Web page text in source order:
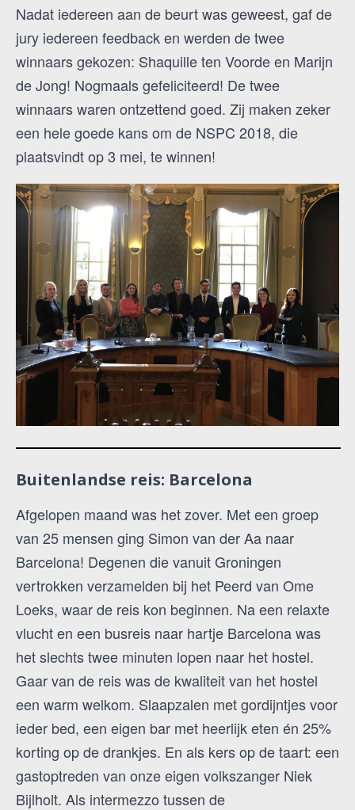
Nadat iedereen aan de beurt was geweest, gaf de
jury iedereen feedback en werden de twee
winnaars gekozen: Shaquille ten Voorde en Marijn
de Jong! Nogmaals gefeliciteerd! De twee
winnaars waren ontzettend goed. Zij maken zeker
een hele goede kans om de NSPC 2018, die
plaatsvindt op 3 mei, te winnen!
Buitenlandse reis: Barcelona
Afgelopen maand was het zover. Met een groep
van 25 mensen ging Simon van der Aa naar
Barcelona! Degenen die vanuit Groningen
vertrokken verzamelden bij het Peerd van Ome
Loeks, waar de reis kon beginnen. Na een relaxte
vlucht en een busreis naar hartje Barcelona was
het slechts twee minuten lopen naar het hostel.
Gaar van de reis was de kwaliteit van het hostel
een warm welkom. Slaapzalen met gordijntjes voor
ieder bed, een eigen bar met heerlijk eten én 25%
korting op de drankjes. En als kers op de taart: een
gastoptreden van onze eigen volkszanger Niek
Bijlholt. Als intermezzo tussen de